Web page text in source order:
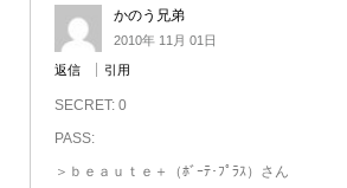
かのう兄弟
2010年 11月 01日
返信 引用
SECRET: 0
PASS:
＞ｂｅａｕｔｅ＋（ﾎﾞｰﾃ･ﾌﾟﾗｽ）さん